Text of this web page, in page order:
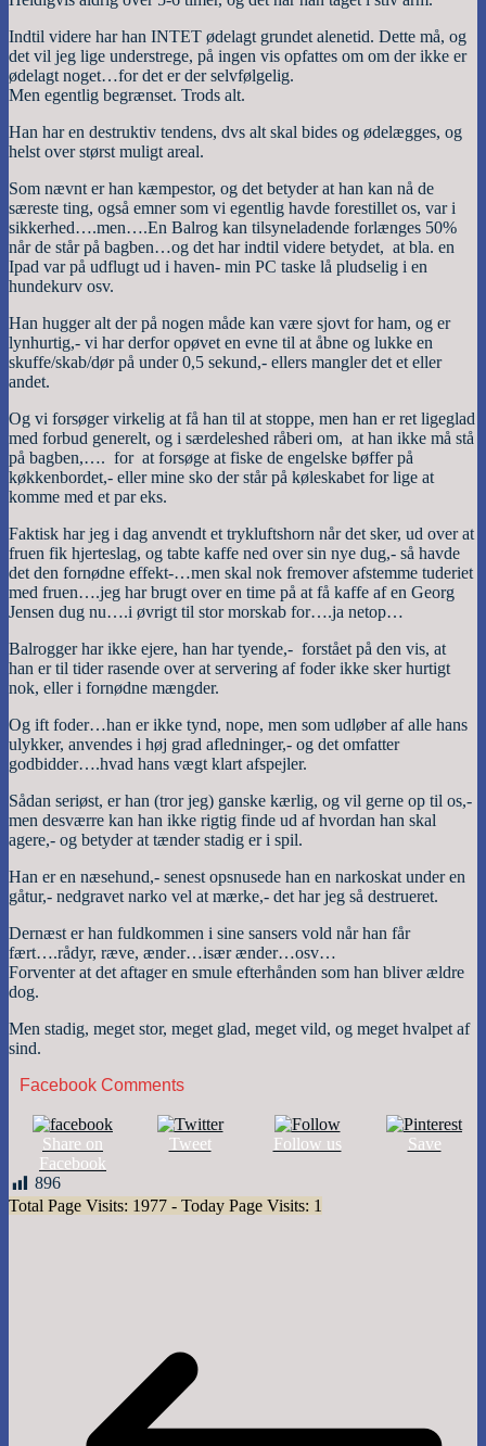
Indtil videre har han INTET ødelagt grundet alenetid. Dette må, og
det vil jeg lige understrege, på ingen vis opfattes om om der ikke er
ødelagt noget…for det er der selvfølgelig.
Men egentlig begrænset. Trods alt.
Han har en destruktiv tendens, dvs alt skal bides og ødelægges, og
helst over størst muligt areal.
Som nævnt er han kæmpestor, og det betyder at han kan nå de
særeste ting, også emner som vi egentlig havde forestillet os, var i
sikkerhed….men….En Balrog kan tilsyneladende forlænges 50%
når de står på bagben…og det har indtil videre betydet, at bla. en
Ipad var på udflugt ud i haven- min PC taske lå pludselig i en
hundekurv osv.
Han hugger alt der på nogen måde kan være sjovt for ham, og er
lynhurtig,- vi har derfor opøvet en evne til at åbne og lukke en
skuffe/skab/dør på under 0,5 sekund,- ellers mangler det et eller
andet.
Og vi forsøger virkelig at få han til at stoppe, men han er ret ligeglad
med forbud generelt, og i særdeleshed råberi om, at han ikke må stå
på bagben,…. for at forsøge at fiske de engelske bøffer på
køkkenbordet,- eller mine sko der står på køleskabet for lige at
komme med et par eks.
Faktisk har jeg i dag anvendt et trykluftshorn når det sker, ud over at
fruen fik hjerteslag, og tabte kaffe ned over sin nye dug,- så havde
det den fornødne effekt-…men skal nok fremover afstemme tuderiet
med fruen….jeg har brugt over en time på at få kaffe af en Georg
Jensen dug nu….i øvrigt til stor morskab for….ja netop…
Balrogger har ikke ejere, han har tyende,- forstået på den vis, at
han er til tider rasende over at servering af foder ikke sker hurtigt
nok, eller i fornødne mængder.
Og ift foder…han er ikke tynd, nope, men som udløber af alle hans
ulykker, anvendes i høj grad afledninger,- og det omfatter
godbidder….hvad hans vægt klart afspejler.
Sådan seriøst, er han (tror jeg) ganske kærlig, og vil gerne op til os,-
men desværre kan han ikke rigtig finde ud af hvordan han skal
agere,- og betyder at tænder stadig er i spil.
Han er en næsehund,- senest opsnusede han en narkoskat under en
gåtur,- nedgravet narko vel at mærke,- det har jeg så destrueret.
Dernæst er han fuldkommen i sine sansers vold når han får
fært….rådyr, ræve, ænder…især ænder…osv…
Forventer at det aftager en smule efterhånden som han bliver ældre
dog.
Men stadig, meget stor, meget glad, meget vild, og meget hvalpet af
sind.
Facebook Comments
Share on
Facebook
Tweet Follow us Save
896
Total Page Visits: 1977 - Today Page Visits: 1